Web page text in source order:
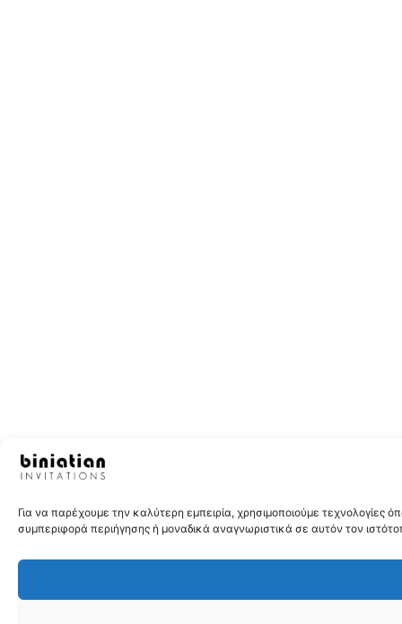
Για να παρέχουμε την καλύτερη εμπειρία, χρησιμοποιούμε
συμπεριφορά περιήγησης ή μοναδικά αναγνωριστικά σε αυτόν τον